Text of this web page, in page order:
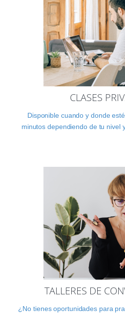
CLASES
Disponible cuando y donde
minutos dependiendo de tu nivel
TALLERES DE
¿No tienes oportunidades para